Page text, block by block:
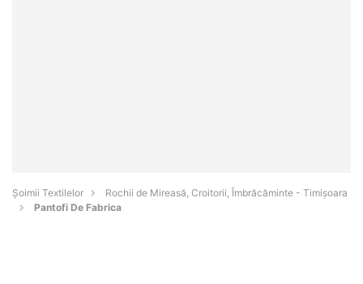
Șoimii Textilelor
Rochii de Mireasă, Croitorii, Îmbrăcăminte - Timişoara
Pantofi De Fabrica